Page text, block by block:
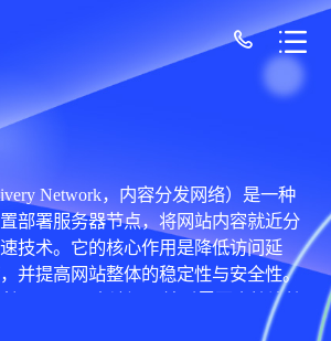
Network，内容分发网络）是一种
部署服务器节点，将网站内容就近分
技术。它的核心作用是降低访问延
并提高网站整体的稳定性与安全性。
情况下，用户访问网站时需要直接连接
器距离用户较远，或者网络状况不